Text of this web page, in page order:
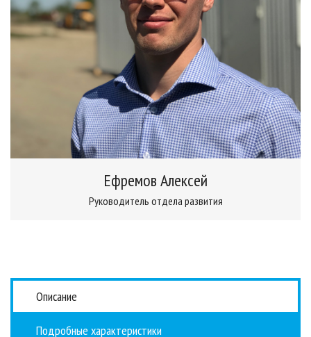
Ефремов Алексей
Руководитель отдела развития
Описание
Подробные характеристики